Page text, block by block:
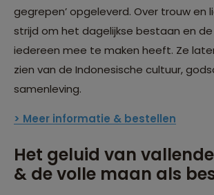
gegrepen’ opgeleverd. Over trouw en
strijd om het dagelijkse bestaan en
iedereen mee te maken heeft. Ze
zien van de Indonesische cultuur,
samenleving.
> Meer informatie & bestellen
Het geluid van
& de volle maan als